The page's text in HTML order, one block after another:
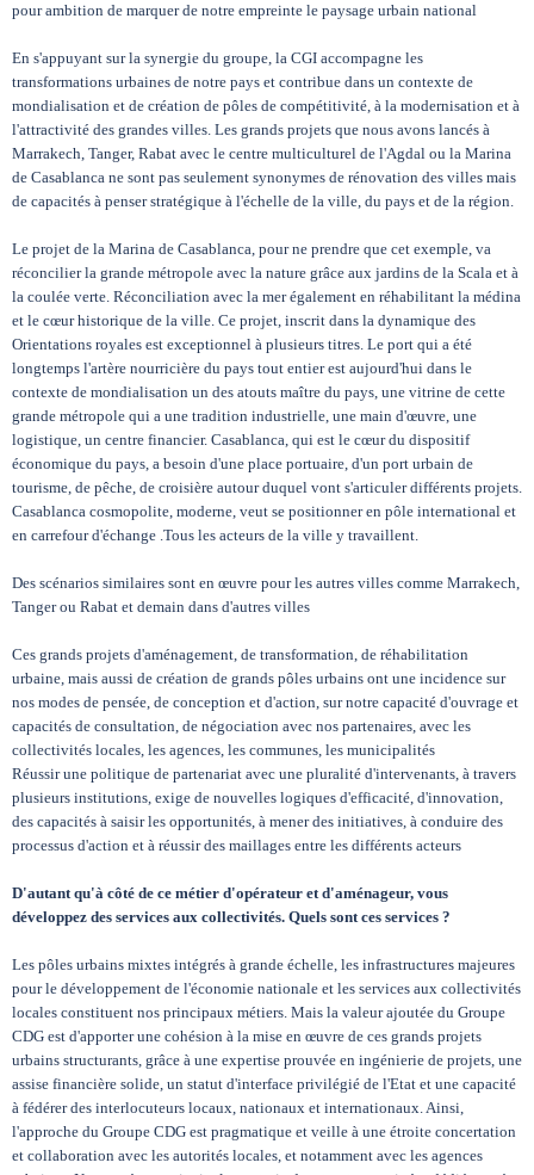
pour ambition de marquer de notre empreinte le paysage urbain national
En s'appuyant sur la synergie du groupe, la CGI accompagne les
transformations urbaines de notre pays et contribue dans un contexte de
mondialisation et de création de pôles de compétitivité, à la modernisation et à
l'attractivité des grandes villes. Les grands projets que nous avons lancés à
Marrakech, Tanger, Rabat avec le centre multiculturel de l'Agdal ou la Marina
de Casablanca ne sont pas seulement synonymes de rénovation des villes mais
de capacités à penser stratégique à l'échelle de la ville, du pays et de la région.
Le projet de la Marina de Casablanca, pour ne prendre que cet exemple, va
réconcilier la grande métropole avec la nature grâce aux jardins de la Scala et à
la coulée verte. Réconciliation avec la mer également en réhabilitant la médina
et le cœur historique de la ville. Ce projet, inscrit dans la dynamique des
Orientations royales est exceptionnel à plusieurs titres. Le port qui a été
longtemps l'artère nourricière du pays tout entier est aujourd'hui dans le
contexte de mondialisation un des atouts maître du pays, une vitrine de cette
grande métropole qui a une tradition industrielle, une main d'œuvre, une
logistique, un centre financier. Casablanca, qui est le cœur du dispositif
économique du pays, a besoin d'une place portuaire, d'un port urbain de
tourisme, de pêche, de croisière autour duquel vont s'articuler différents projets.
Casablanca cosmopolite, moderne, veut se positionner en pôle international et
en carrefour d'échange .Tous les acteurs de la ville y travaillent.
Des scénarios similaires sont en œuvre pour les autres villes comme Marrakech,
Tanger ou Rabat et demain dans d'autres villes
Ces grands projets d'aménagement, de transformation, de réhabilitation
urbaine, mais aussi de création de grands pôles urbains ont une incidence sur
nos modes de pensée, de conception et d'action, sur notre capacité d'ouvrage et
capacités de consultation, de négociation avec nos partenaires, avec les
collectivités locales, les agences, les communes, les municipalités
Réussir une politique de partenariat avec une pluralité d'intervenants, à travers
plusieurs institutions, exige de nouvelles logiques d'efficacité, d'innovation,
des capacités à saisir les opportunités, à mener des initiatives, à conduire des
processus d'action et à réussir des maillages entre les différents acteurs
D'autant qu'à côté de ce métier d'opérateur et d'aménageur, vous
développez des services aux collectivités. Quels sont ces services ?
Les pôles urbains mixtes intégrés à grande échelle, les infrastructures majeures
pour le développement de l'économie nationale et les services aux collectivités
locales constituent nos principaux métiers. Mais la valeur ajoutée du Groupe
CDG est d'apporter une cohésion à la mise en œuvre de ces grands projets
urbains structurants, grâce à une expertise prouvée en ingénierie de projets, une
assise financière solide, un statut d'interface privilégié de l'Etat et une capacité
à fédérer des interlocuteurs locaux, nationaux et internationaux. Ainsi,
l'approche du Groupe CDG est pragmatique et veille à une étroite concertation
et collaboration avec les autorités locales, et notamment avec les agences